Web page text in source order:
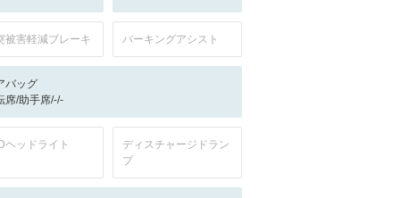
被害軽減ブレーキ パーキングアシスト
バッグ
席/助手席/-/-
ヘッドライト
ディスチャージドラン
プ